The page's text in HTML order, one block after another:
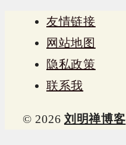
友情链接
网站地图
隐私政策
联系我
© 2026 刘明禅博客